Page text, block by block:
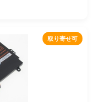
取り寄せ可